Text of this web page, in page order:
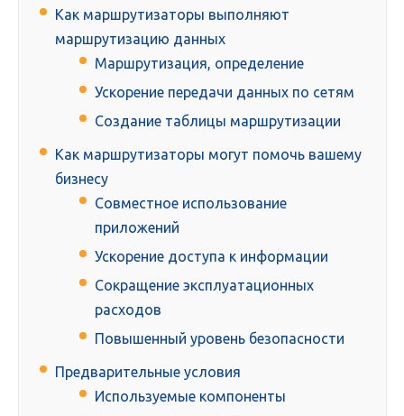
Как маршрутизаторы выполняют
маршрутизацию данных
Маршрутизация, определение
Ускорение передачи данных по сетям
Создание таблицы маршрутизации
Как маршрутизаторы могут помочь вашему
бизнесу
Совместное использование
приложений
Ускорение доступа к информации
Сокращение эксплуатационных
расходов
Повышенный уровень безопасности
Предварительные условия
Используемые компоненты